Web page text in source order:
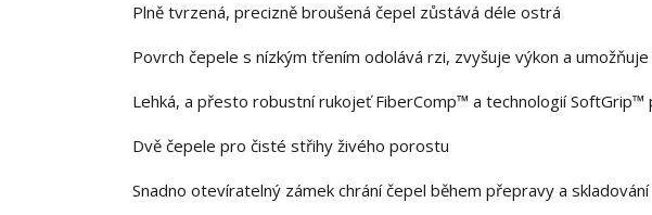
Plně tvrzená, precizně broušená čepel zůstává déle ostrá
Povrch čepele s nízkým třením odolává rzi, zvyšuje výkon a
Lehká, a přesto robustní rukojeť FiberComp™ a technologií
Dvě čepele pro čisté střihy živého porostu
Snadno otevíratelný zámek chrání čepel během přepravy a skladování